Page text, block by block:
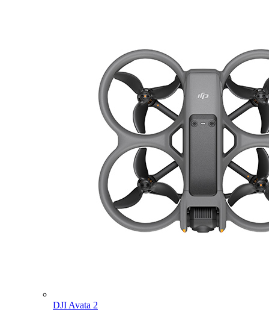
DJI Avata 2